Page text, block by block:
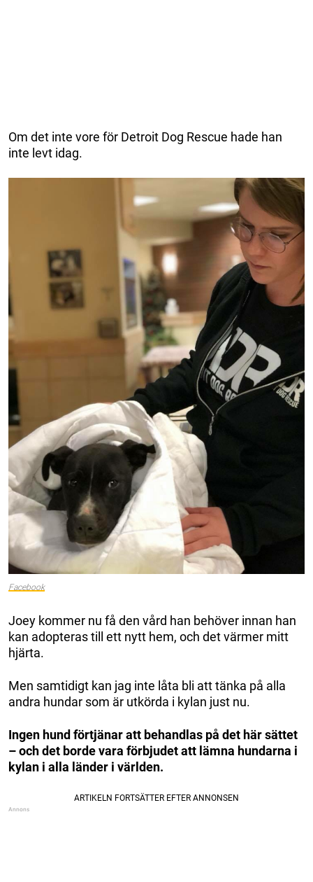
Om det inte vore för Detroit Dog Rescue hade han
inte levt idag.
Facebook
Joey kommer nu få den vård han behöver innan han
kan adopteras till ett nytt hem, och det värmer mitt
hjärta.
Men samtidigt kan jag inte låta bli att tänka på alla
andra hundar som är utkörda i kylan just nu.
Ingen hund förtjänar att behandlas på det här sättet
– och det borde vara förbjudet att lämna hundarna i
kylan i alla länder i världen.